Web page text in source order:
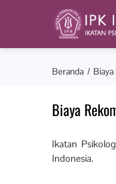
Beranda
Biaya
Ikatan
Indonesia.